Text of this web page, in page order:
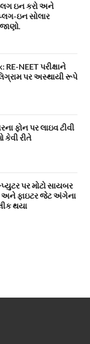
ઇન કરો અને
ઇન સોલાર
RE-NEET પરીક્ષાને
પર અસ્થાયી રૂપે
ફોન પર લાઇવ ટીવી
રીતે
પર મોટો સાયબર
અને ફાઇટર જેટ અંગેના
થયા